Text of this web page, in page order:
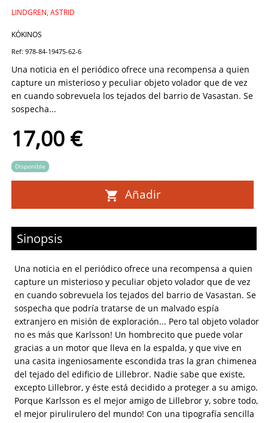
LINDGREN, ASTRID
KÓKINOS
Ref: 978-84-19475-62-6
Una noticia en el periódico ofrece una recompensa a quien
capture un misterioso y peculiar objeto volador que de vez
en cuando sobrevuela los tejados del barrio de Vasastan. Se
sospecha...
17,00 €
Disponible
Añadir
Sinopsis
Una noticia en el periódico ofrece una recompensa a quien
capture un misterioso y peculiar objeto volador que de vez
en cuando sobrevuela los tejados del barrio de Vasastan. Se
sospecha que podría tratarse de un malvado espía
extranjero en misión de exploración... Pero tal objeto volador
no es más que Karlsson! Un hombrecito que puede volar
gracias a un motor que lleva en la espalda, y que vive en
una casita ingeniosamente escondida tras la gran chimenea
del tejado del edificio de Lillebror. Nadie sabe que existe,
excepto Lillebror, y éste está decidido a proteger a su amigo.
Porque Karlsson es el mejor amigo de Lillebror y, sobre todo,
el mejor pirulirulero del mundo! Con una tipografía sencilla